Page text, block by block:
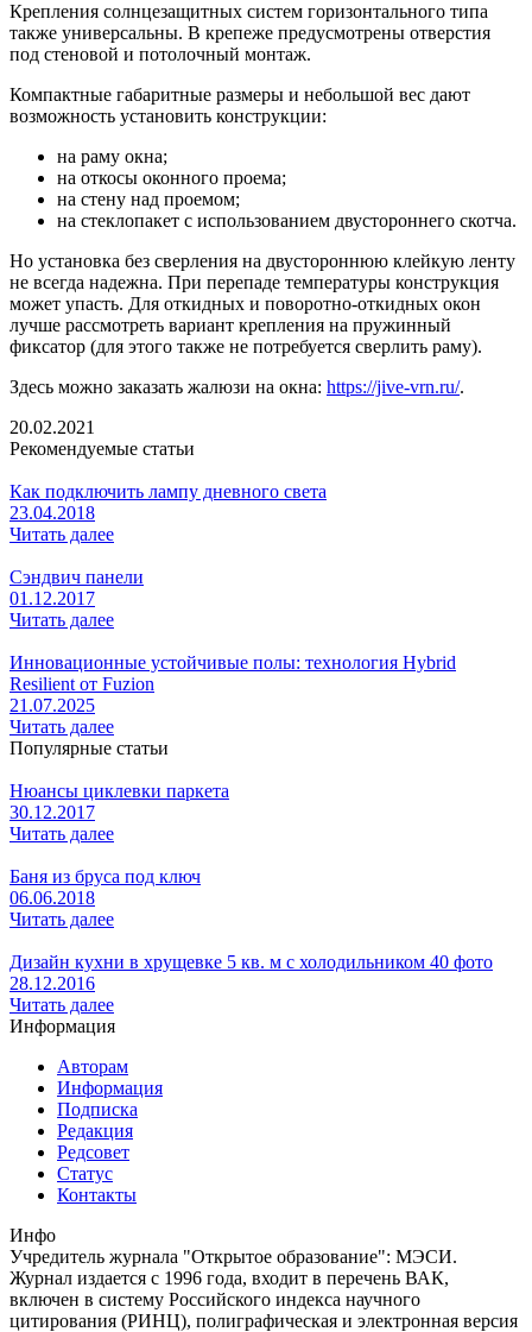
Крепления солнцезащитных систем горизонтального типа
также универсальны. В крепеже предусмотрены отверстия
под стеновой и потолочный монтаж.
Компактные габаритные размеры и небольшой вес дают
возможность установить конструкции:
на раму окна;
на откосы оконного проема;
на стену над проемом;
на стеклопакет с использованием двустороннего скотча.
Но установка без сверления на двустороннюю клейкую ленту
не всегда надежна. При перепаде температуры конструкция
может упасть. Для откидных и поворотно-откидных окон
лучше рассмотреть вариант крепления на пружинный
фиксатор (для этого также не потребуется сверлить раму).
Здесь можно заказать жалюзи на окна: https://jive-vrn.ru/.
20.02.2021
Рекомендуемые статьи
Как подключить лампу дневного света
23.04.2018
Читать далее
Сэндвич панели
01.12.2017
Читать далее
Инновационные устойчивые полы: технология Hybrid
Resilient от Fuzion
21.07.2025
Читать далее
Популярные статьи
Нюансы циклевки паркета
30.12.2017
Читать далее
Баня из бруса под ключ
06.06.2018
Читать далее
Дизайн кухни в хрущевке 5 кв. м с холодильником 40 фото
28.12.2016
Читать далее
Информация
Авторам
Информация
Подписка
Редакция
Редсовет
Статус
Контакты
Инфо
Учредитель журнала "Открытое образование": МЭСИ.
Журнал издается с 1996 года, входит в перечень ВАК,
включен в систему Российского индекса научного
цитирования (РИНЦ), полиграфическая и электронная версия